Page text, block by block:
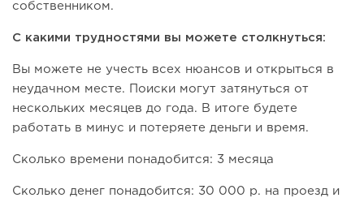
собственником.
С какими трудностями вы можете столкнуться:
Вы можете не учесть всех нюансов и открыться в
неудачном месте. Поиски могут затянуться от
нескольких месяцев до года. В итоге будете
работать в минус и потеряете деньги и время.
Сколько времени понадобится: 3 месяца
Сколько денег понадобится: 30 000 р. на проезд и